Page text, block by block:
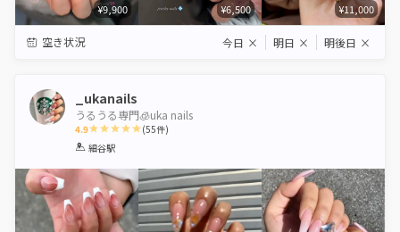
¥9,900 ¥6,500 ¥11,000
空き状況 今日 × 明日 × 明後日 ×
_ukanails
うるうる専門🧊uka nails
4.9
1 2 3
(55件)
細谷駅